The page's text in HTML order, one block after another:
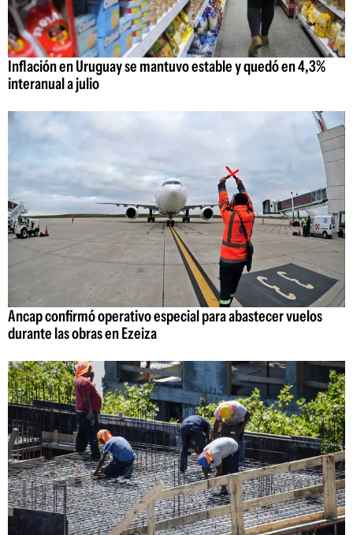
Inflación en Uruguay se mantuvo estable y quedó en 4,3%
interanual a julio
Ancap confirmó operativo especial para abastecer vuelos
durante las obras en Ezeiza